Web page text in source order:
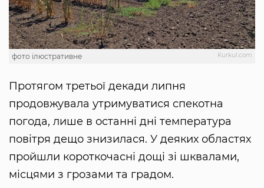
Kurkul.com
фото ілюстративне
Протягом третьої декади липня
продовжувала утримуватися спекотна
погода, лише в останні дні температура
повітря дещо знизилася. У деяких областях
пройшли короткочасні дощі зі шквалами,
місцями з грозами та градом.